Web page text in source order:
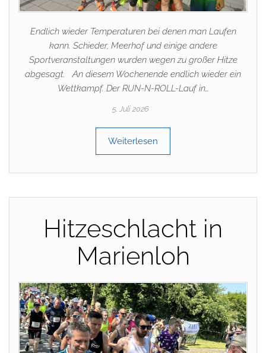
Endlich wieder Temperaturen bei denen man Laufen
kann. Schieder, Meerhof und einige andere
Sportveranstaltungen wurden wegen zu großer Hitze
abgesagt. An diesem Wochenende endlich wieder ein
Wettkampf. Der RUN-N-ROLL-Lauf in…
5. Juli 2026
Weiterlesen
Hitzeschlacht in
Marienloh